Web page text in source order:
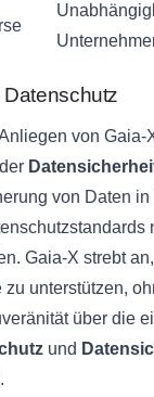
von Gaia-
von Daten
Gaia-X strebt
zu unterstützen,
über die
und